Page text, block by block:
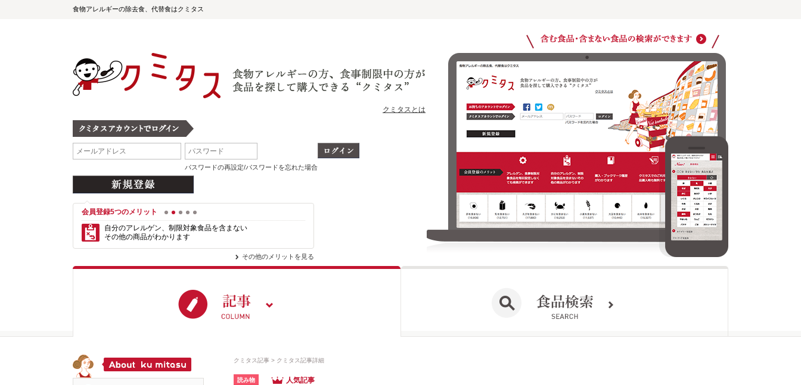
食物アレルギーの除去食、代替食はクミタス
クミタスとは
パスワードの再設定/パスワードを忘れた場合
会員登録5つのメリット 1 2 3 4
自分のアレルゲン、制限対象食品を含まない
その他の商品がわかります
購入・ブックマーク履歴がわかります クミタスでのご利用は商品購入時も無料です
その他のメリットを見る
クミタス記事 クミタス記事詳細
読み物 人気記事